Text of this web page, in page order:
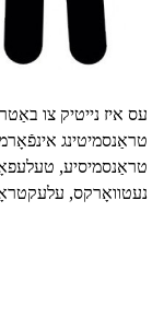
עס איז נייטיק צו
טראַנסמיטינג
טראַנסמיסיע,
נעטוואָרקס,